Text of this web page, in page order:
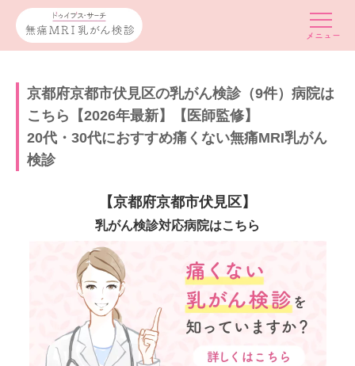
京都府京都市伏見区の乳がん検診（9件）病院は
こちら【2026年最新】【医師監修】
20代・30代におすすめ痛くない無痛MRI乳がん
検診
【京都府京都市伏見区】
乳がん検診対応病院はこちら